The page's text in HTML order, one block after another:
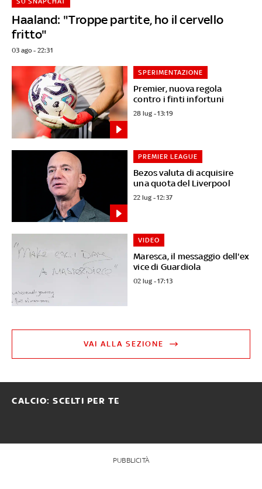
Haaland: "Troppe partite, ho il cervello
fritto"
03 ago - 22:31
Premier, nuova regola
contro i finti infortuni
SPERIMENTAZIONE
28 lug - 13:19
Bezos valuta di acquisire
una quota del Liverpool
PREMIER LEAGUE
22 lug - 12:37
Maresca, il messaggio dell'ex
vice di Guardiola
VIDEO
02 lug - 17:13
VAI ALLA SEZIONE
CALCIO: SCELTI PER TE
PUBBLICITÀ